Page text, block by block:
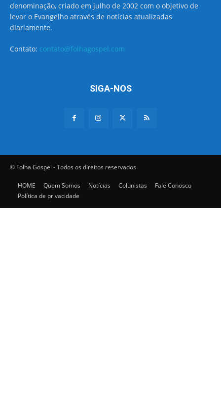
denominação, criado em julho de 2002 com o objetivo de
levar o Evangelho através de notícias atualizadas
diariamente.
Contato: contato@folhagospel.com
SIGA-NOS
© Folha Gospel - Todos os direitos reservados
HOME Quem Somos Notícias Colunistas
Fale Conosco
Política de privacidade